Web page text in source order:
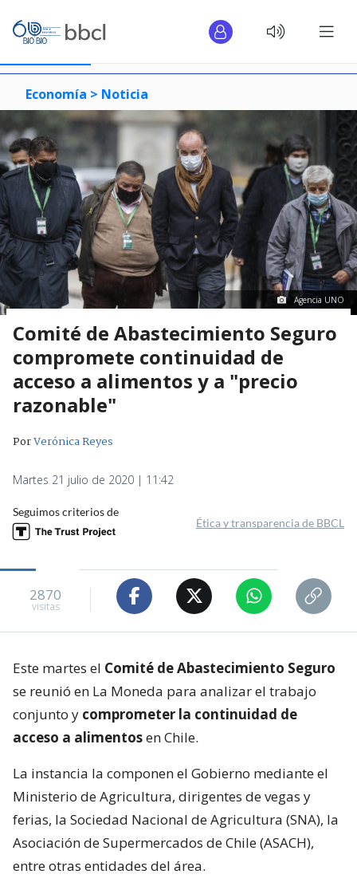
Economía > Noticia
Agencia UNO
Comité de Abastecimiento Seguro
compromete continuidad de
acceso a alimentos y a "precio
razonable"
PorVerónica Reyes
Martes 21 julio de 2020 | 11:42
Seguimos criterios de
Ética y transparencia de BBCL
2870
visitas
Este martes el Comité de Abastecimiento Seguro
se reunió en La Moneda para analizar el trabajo
conjunto y comprometer la continuidad de
acceso a alimentosen Chile.
La instancia la componen el Gobierno mediante el
Ministerio de Agricultura, dirigentes de vegas y
ferias, la Sociedad Nacional de Agricultura (SNA), la
Asociación de Supermercados de Chile (ASACH),
entre otras entidades del área.